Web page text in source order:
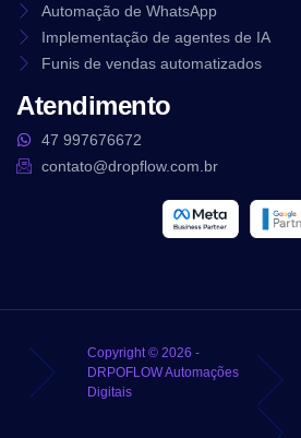
Automação de WhatsApp
Implementação de agentes de IA
Funis de vendas automatizados
Atendimento
47 997676672
contato@dropflow.com.br
Copyright © 2026 -
DRPOFLOW Automações
Digitais